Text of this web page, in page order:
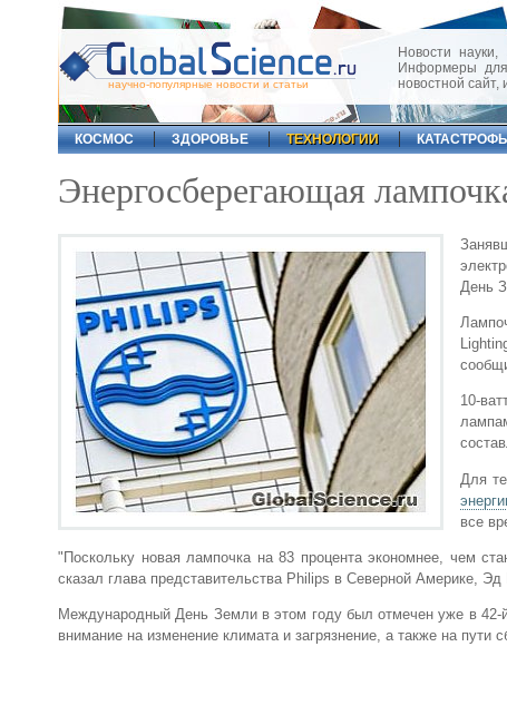
научно-популярные новости и статьи
Новости
Информеры для
новостной
КОСМОС
ЗДОРОВЬЕ ТЕХНОЛОГИИ
Энергосберегающая
День
10-
Для
все
"Поскольку новая лампочка на 83 процента экономнее, чем
сказал глава представительства Philips в Северной Америке, Эд
Международный День Земли в этом году был отмечен уже в 42-
внимание на изменение климата и загрязнение, а также на пути